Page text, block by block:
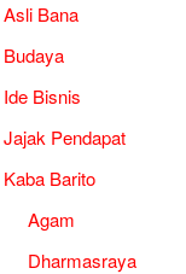
Asli Bana
Budaya
Ide Bisnis
Jajak Pendapat
Kaba Barito
Agam
Dharmasraya